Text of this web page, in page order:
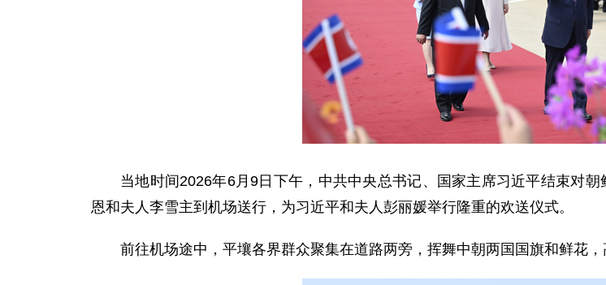
当地时间2026年6月9日下午，中共中央总书记、国家主席习近平结束对
恩和夫人李雪主到机场送行，为习近平和夫人彭丽媛举行隆重的欢送仪式。
前往机场途中，平壤各界群众聚集在道路两旁，挥舞中朝两国国旗和鲜花，